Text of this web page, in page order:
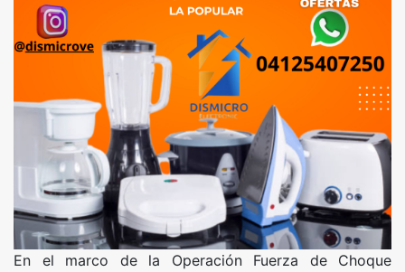
En el marco de la Operación Fuerza de Choque